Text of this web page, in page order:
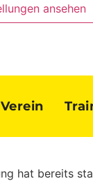
ansehen
Verein
hat bereits